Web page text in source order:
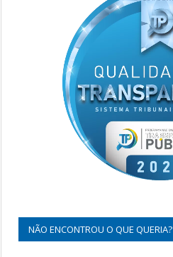
NÃO ENCONTROU O QUE QUERIA?